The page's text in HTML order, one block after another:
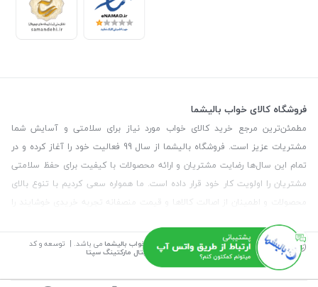
فروشگاه کالای خواب بالیشما
مطمئن‌ترین مرجع خرید کالای خواب مورد نیاز برای سلامتی و آسایش شما
مشتریات عزیز است. فروشگاه بالیشما از سال 99 فعالیت خود را آغاز کرده و در
تمام این سال‌ها رضایت مشتریان و ارائه محصولات با کیفیت برای حفظ سلامتی
مشتریان را اولویت کار خود قرار داده است. ما همواره سعی کردیم با تنوع بالای
محصولات و اطمینان از اصالت کالاها و قیمت منصفانه تجربه خریدی خوشایند را
می‌توانیدبا شماره مشاور در تماس باشید.
آدرس: تهران - خیابان آیت - بالاتر از چهارراه سرسبز - رو به رو مسجد
© تمامی حقوق این سایت متعلق بهفروشگاه کالای خواب بالیشما می باشد. | توسعه و کد
نویسی: سپکام سیستمطراحی و اجرا:آژانس دیجیتال مارکتینگ سپتا